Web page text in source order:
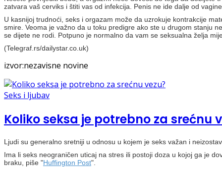
zatvara vaš cerviks i štiti vas od infekcija. Penis ne ide dalje od
U kasnijoj trudnoći, seks i orgazam može da uzrokuje kontrakcije
smire. Veoma je važno da u toku predigre ako ste u drugom stanju
se dijete ne rodi. Potpuno je normalno da vam se seksualna želja
(Telegraf.rs/dailystar.co.uk)
izvor:nezavisne novine
Seks i ljubav
Koliko seksa je potrebno za srećnu
Ljudi su generalno sretniji u odnosu u kojem je seks važan i
Ima li seks neograničen uticaj na stres ili postoji doza u kojoj ga je
braku, piše "Huffington Post".